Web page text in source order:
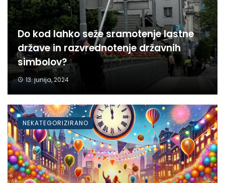
Do kod lahko seže sramotenje lastne
države in razvrednotenje državnih
simbolov?
13. junija, 2024
NEKATEGORIZIRANO